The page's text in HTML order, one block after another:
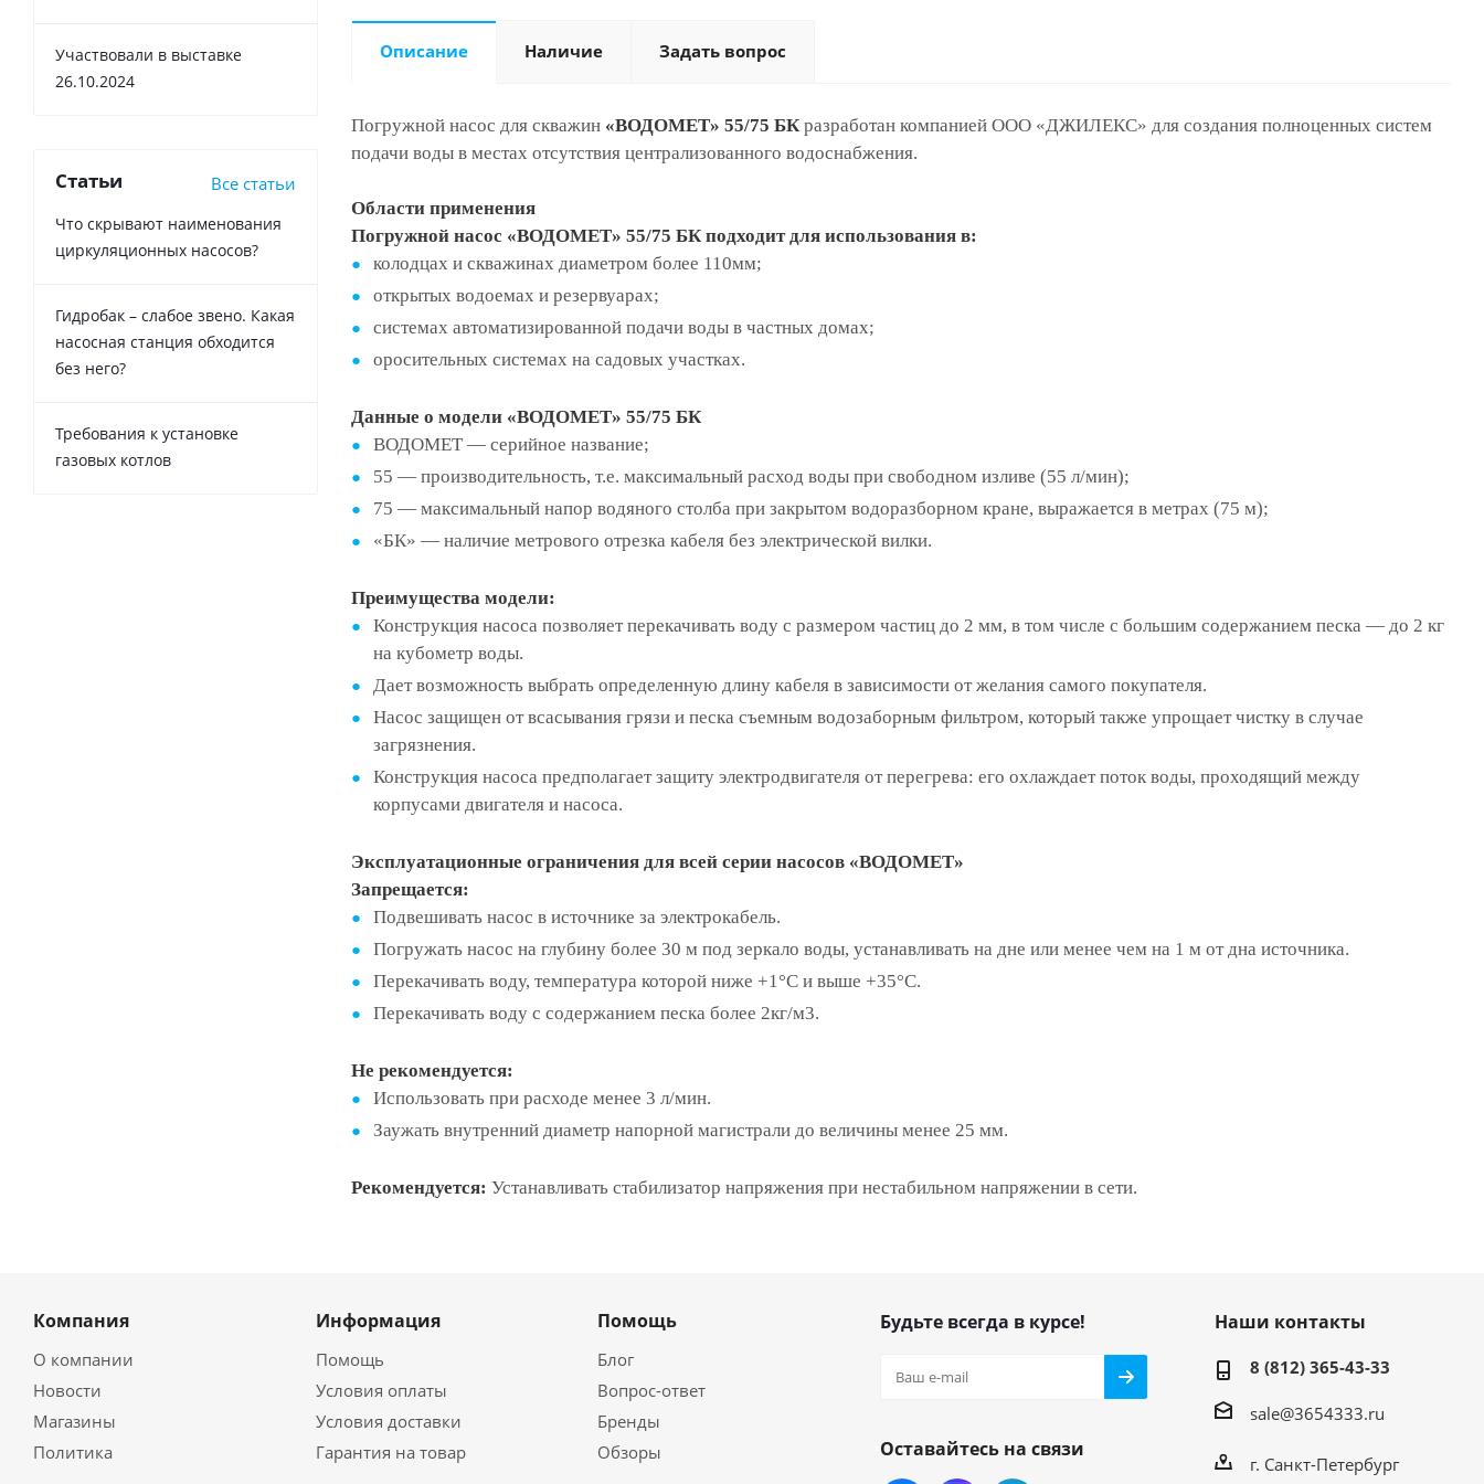
Описание Наличие Задать вопрос
Погружной насос для скважин «ВОДОМЕТ» 55/75 БК разработан компанией ООО «ДЖИЛЕКС» для создания полноценных систем
подачи воды в местах отсутствия централизованного водоснабжения.
Области применения
Погружной насос «ВОДОМЕТ» 55/75 БК подходит для использования в:
колодцах и скважинах диаметром более 110мм;
открытых водоемах и резервуарах;
системах автоматизированной подачи воды в частных домах;
оросительных системах на садовых участках.
Данные о модели «ВОДОМЕТ» 55/75 БК
ВОДОМЕТ — серийное название;
55 — производительность, т.е. максимальный расход воды при свободном изливе (55 л/мин);
75 — максимальный напор водяного столба при закрытом водоразборном кране, выражается в метрах (75 м);
«БК» — наличие метрового отрезка кабеля без электрической вилки.
Преимущества модели:
Конструкция насоса позволяет перекачивать воду с размером частиц до 2 мм, в том числе с большим содержанием песка — до 2 кг
на кубометр воды.
Дает возможность выбрать определенную длину кабеля в зависимости от желания самого покупателя.
Насос защищен от всасывания грязи и песка съемным водозаборным фильтром, который также упрощает чистку в случае
загрязнения.
Конструкция насоса предполагает защиту электродвигателя от перегрева: его охлаждает поток воды, проходящий между
корпусами двигателя и насоса.
Эксплуатационные ограничения для всей серии насосов «ВОДОМЕТ»
Запрещается:
Подвешивать насос в источнике за электрокабель.
Погружать насос на глубину более 30 м под зеркало воды, устанавливать на дне или менее чем на 1 м от дна источника.
Перекачивать воду, температура которой ниже +1°С и выше +35°С.
Перекачивать воду с содержанием песка более 2кг/м3.
Не рекомендуется:
Использовать при расходе менее 3 л/мин.
Заужать внутренний диаметр напорной магистрали до величины менее 25 мм.
Рекомендуется: Устанавливать стабилизатор напряжения при нестабильном напряжении в сети.
Участвовали в выставке
26.10.2024
Статьи Все статьи
Что скрывают наименования
циркуляционных насосов?
Гидробак – слабое звено. Какая
насосная станция обходится
без него?
Требования к установке
газовых котлов
Компания
О компании
Новости
Магазины
Политика
Информация
Помощь
Условия оплаты
Условия доставки
Гарантия на товар
Помощь
Блог
Вопрос-ответ
Бренды
Обзоры
Будьте всегда в курсе!
Оставайтесь на связи
Наши контакты
8 (812) 365-43-33
sale@3654333.ru
г. Санкт-Петербург